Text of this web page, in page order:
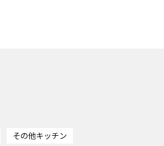
その他キッチン